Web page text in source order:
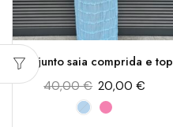
Conjunto saia comprida e top
40,00€ 20,00€